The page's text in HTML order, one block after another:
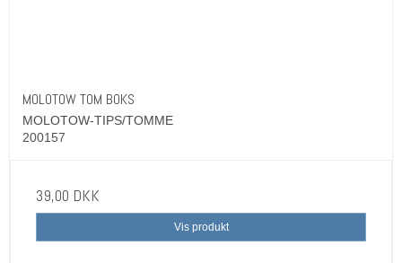
MOLOTOW TOM BOKS
MOLOTOW-TIPS/TOMME
200157
39,00 DKK
Vis produkt